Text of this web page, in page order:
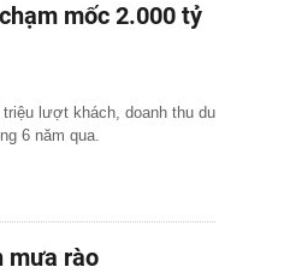
mốc 2.000 tỷ
lượt khách, doanh thu du
6 năm qua.
mưa rào